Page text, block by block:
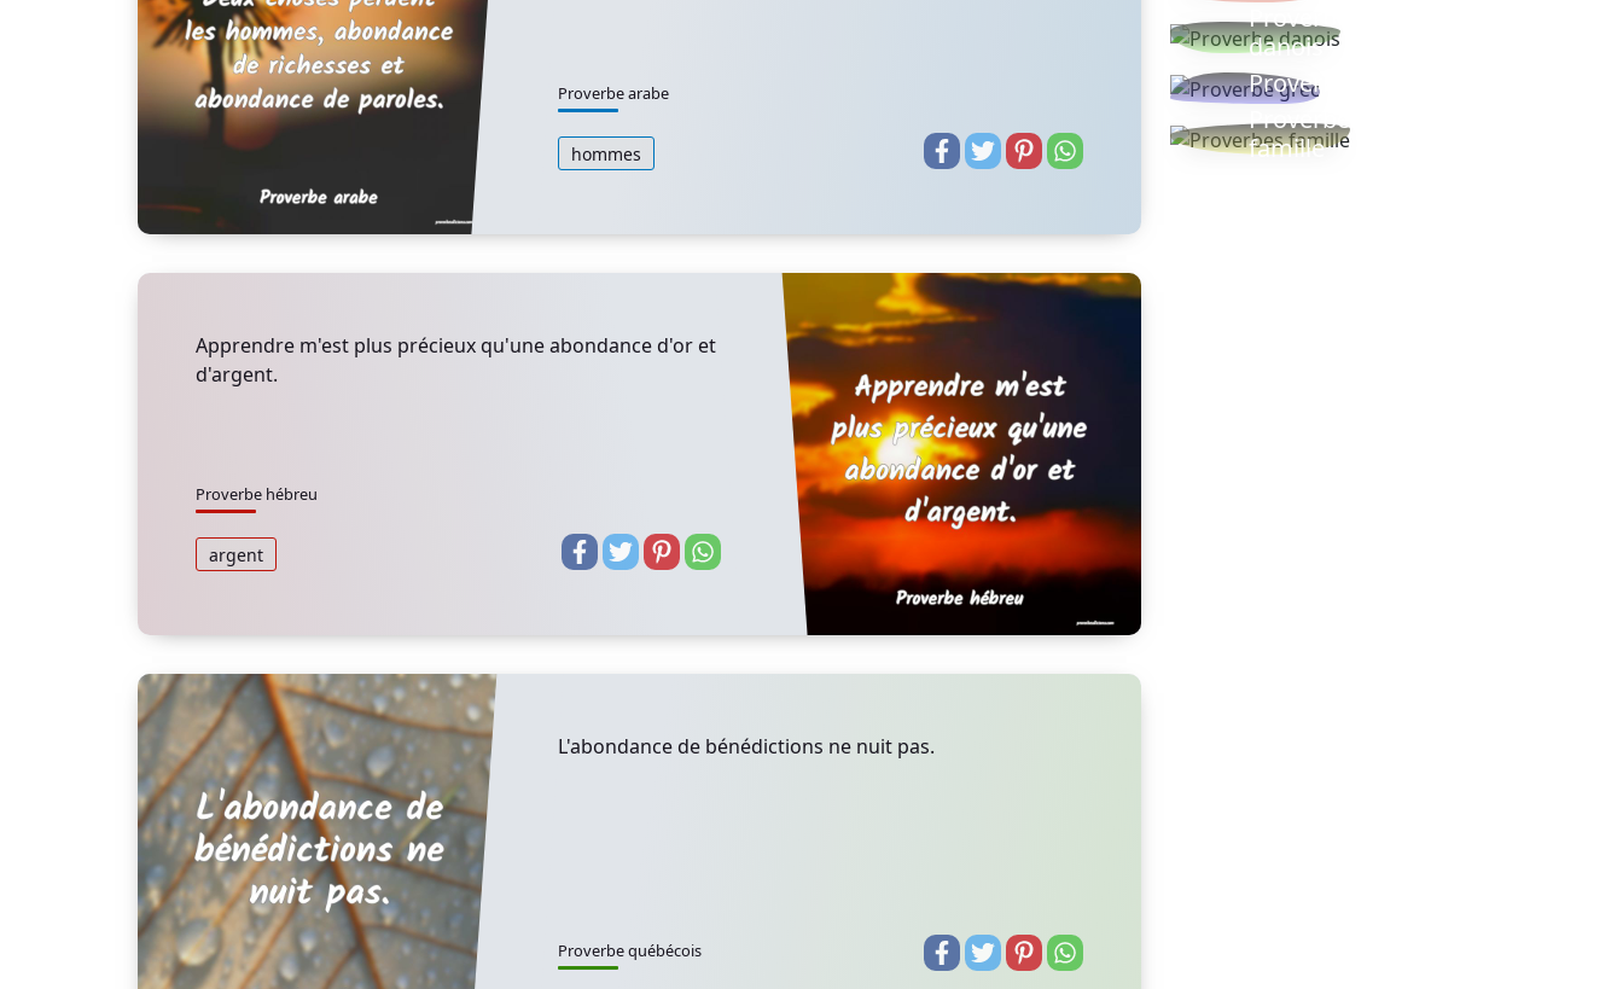
Proverbe arabe
hommes
Apprendre m'est plus précieux qu'une abondance d'or et
d'argent.
Proverbe hébreu
argent
L'abondance de bénédictions ne nuit pas.
Proverbe québécois
Proverbe
danois
Proverbe grec
Proverbes
famille